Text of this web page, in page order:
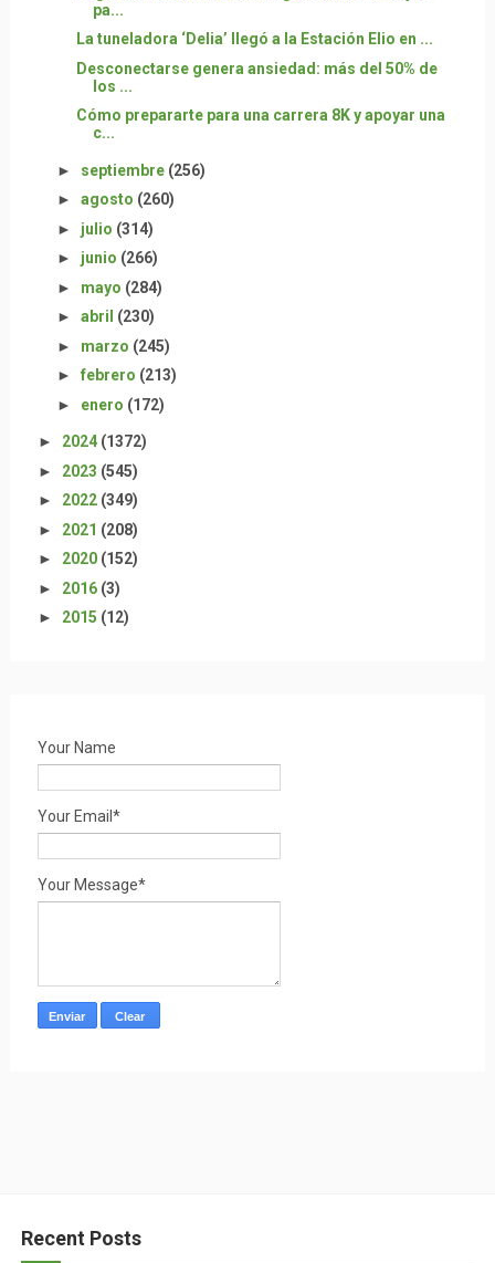
pa...
La tuneladora ‘Delia’ llegó a la Estación Elio en ...
Desconectarse genera ansiedad: más del 50% de
los ...
Cómo prepararte para una carrera 8K y apoyar una
c...
► septiembre (256)
► agosto (260)
► julio (314)
► junio (266)
► mayo (284)
► abril (230)
► marzo (245)
► febrero (213)
► enero (172)
► 2024 (1372)
► 2023 (545)
► 2022 (349)
► 2021 (208)
► 2020 (152)
► 2016 (3)
► 2015 (12)
Your Name
Your Email*
Your Message*
Recent Posts